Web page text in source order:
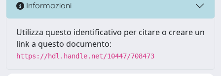
Informazioni
Utilizza questo identificativo per citare o creare un
link a questo documento:
https://hdl.handle.net/10447/708473